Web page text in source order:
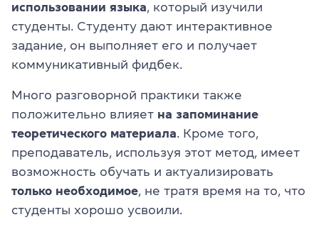
использовании языка, который изучили
студенты. Студенту дают интерактивное
задание, он выполняет его и получает
коммуникативный фидбек.
Много разговорной практики также
положительно влияет на запоминание
теоретического материала. Кроме того,
преподаватель, используя этот метод, имеет
возможность обучать и актуализировать
только необходимое, не тратя время на то, что
студенты хорошо усвоили.